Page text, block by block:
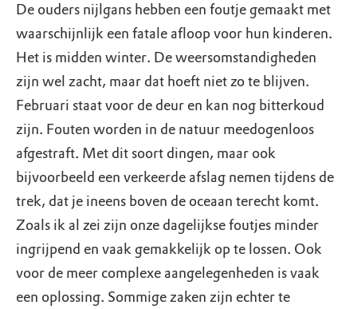
De ouders nijlgans hebben een foutje gemaakt met
waarschijnlijk een fatale afloop voor hun kinderen.
Het is midden winter. De weersomstandigheden
zijn wel zacht, maar dat hoeft niet zo te blijven.
Februari staat voor de deur en kan nog bitterkoud
zijn. Fouten worden in de natuur meedogenloos
afgestraft. Met dit soort dingen, maar ook
bijvoorbeeld een verkeerde afslag nemen tijdens de
trek, dat je ineens boven de oceaan terecht komt.
Zoals ik al zei zijn onze dagelijkse foutjes minder
ingrijpend en vaak gemakkelijk op te lossen. Ook
voor de meer complexe aangelegenheden is vaak
een oplossing. Sommige zaken zijn echter te